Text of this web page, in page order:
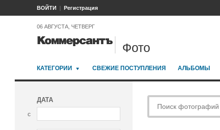
ВОЙТИ Регистрация
06 АВГУСТА, ЧЕТВЕРГ
Фото
КАТЕГОРИИ СВЕЖИЕ ПОСТУПЛЕНИЯ АЛЬБОМЫ
ДАТА
с